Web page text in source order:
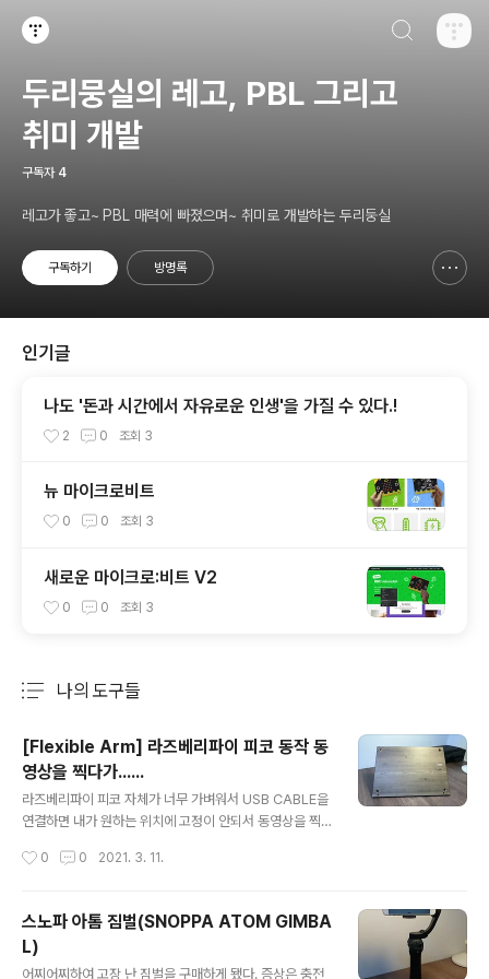
두리뭉실의 레고, PBL 그리고
취미 개발
구독자 4
레고가 좋고~ PBL 매력에 빠졌으며~ 취미로 개발하는 두리둥실
구독하기 방명록
인기글
나도 '돈과 시간에서 자유로운 인생'을 가질 수 있다.!
2 0 조회 3
뉴 마이크로비트
0 0 조회 3
새로운 마이크로:비트 V2
0 0 조회 3
나의 도구들
[Flexible Arm] 라즈베리파이 피코 동작 동
영상을 찍다가......
라즈베리파이 피코 자체가 너무 가벼워서 USB CABLE을
연결하면 내가 원하는 위치에 고정이 안되서 동영상을 찍
p/goods/goods_view.php?inflow=naverChecko
ti8%7Cci%3Dcheckout%7Ctr%3Dppc%7Ctrx%
3D%7Chk%3Db1a80152ad78c1c482c808b62b
d25bd5e0a9e5ec 알씨미(RCME) - 무선RC,프라모
델 전문 쇼핑몰 [TR] Soldering Station Flexible Arm
0 0 2021. 3. 11.
스노파 아톰 짐벌(SNOPPA ATOM GIMBA
L)
어찌어찌하여 고장 난 짐벌을 구매하게 됐다. 증상은 충전